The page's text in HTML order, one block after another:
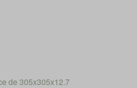
de 305x305x12.7